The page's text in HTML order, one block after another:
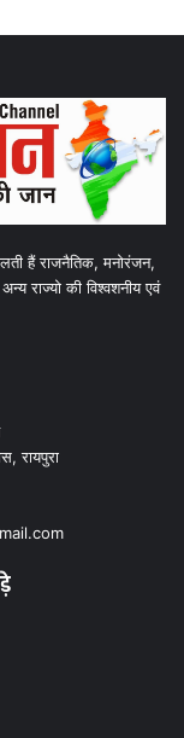
हैं राजनैतिक, मनोरंजन,
राज्यो की विश्वशनीय एवं
रायपुरा